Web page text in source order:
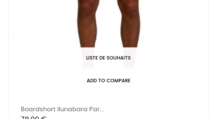
LISTE DE SOUHAITS
ADD TO COMPARE
Boardshort Ilunabara Par...